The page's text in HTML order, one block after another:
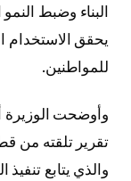
البناء وضبط
يحقق الاستخدام
للمواطنين.
وأوضحت
تقرير تلقته من
والذي يتابع